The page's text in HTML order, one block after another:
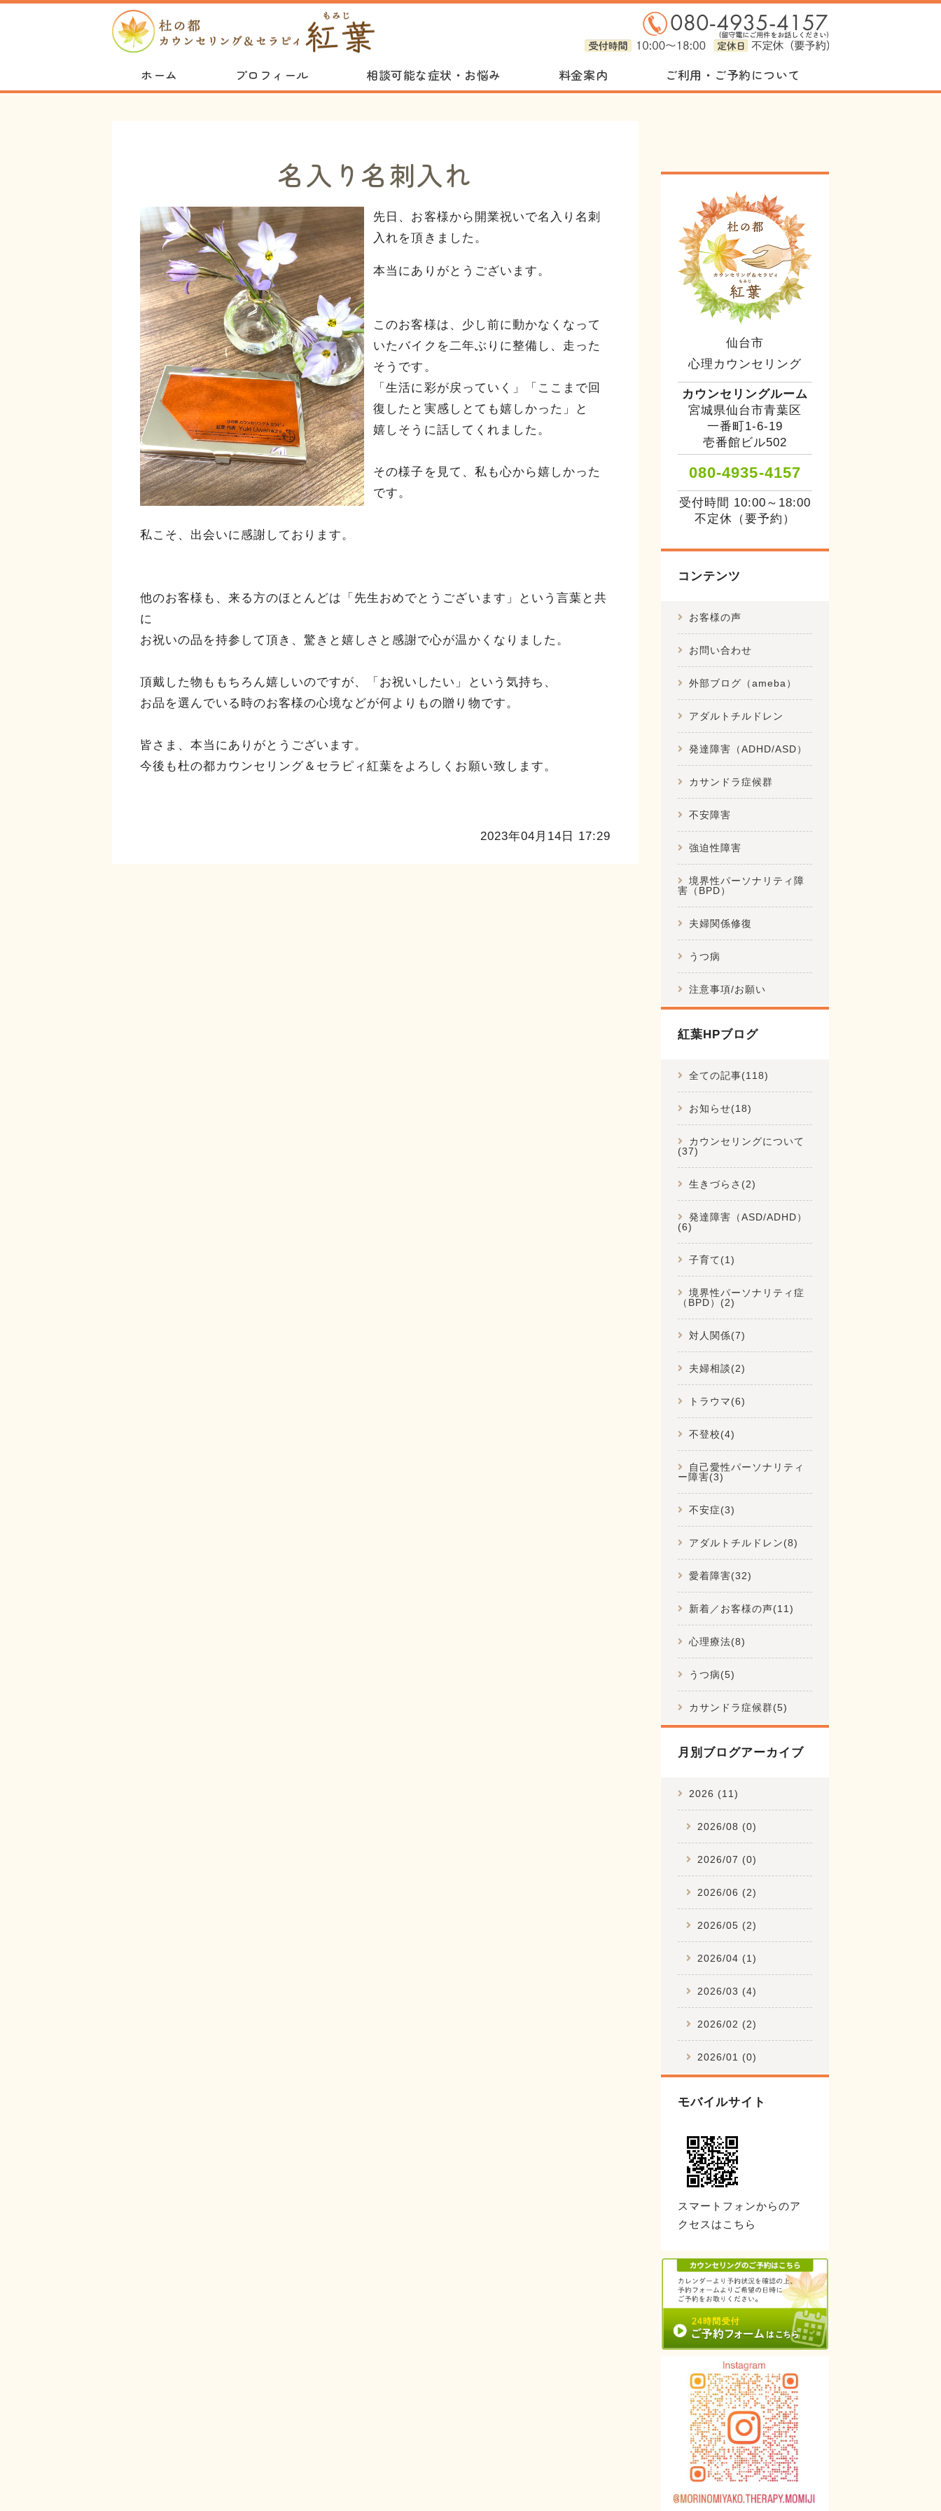
杜の都カウンセリング&セラピィ 紅葉（もみじ）｜仙台の
ホーム プロフィール 相談可能な症状・お悩み 料金案内 ご利用・ご予約について
名入り名刺入れ
先日、お客様から開業祝いで名入り名刺
入れを頂きました。
本当にありがとうございます。
このお客様は、少し前に動かなくなって
いたバイクを二年ぶりに整備し、走った
そうです。
「生活に彩が戻っていく」「ここまで回
復したと実感しとても嬉しかった」と
嬉しそうに話してくれました。
その様子を見て、私も心から嬉しかった
です。
私こそ、出会いに感謝しております。
他のお客様も、来る方のほとんどは「先生おめでとうございます」という言葉と共
に
お祝いの品を持参して頂き、驚きと嬉しさと感謝で心が温かくなりました。
頂戴した物ももちろん嬉しいのですが、「お祝いしたい」という気持ち、
お品を選んでいる時のお客様の心境などが何よりもの贈り物です。
皆さま、本当にありがとうございます。
今後も杜の都カウンセリング＆セラピィ紅葉をよろしくお願い致します。
2023年04月14日 17:29
仙台市
心理カウンセリング
カウンセリングルーム
宮城県仙台市青葉区
一番町1-6-19
壱番館ビル502
080-4935-4157
受付時間 10:00～18:00
不定休（要予約）
コンテンツ
お客様の声
お問い合わせ
外部ブログ（ameba）
アダルトチルドレン
発達障害（ADHD/ASD）
カサンドラ症候群
不安障害
強迫性障害
境界性パーソナリティ障
害（BPD）
夫婦関係修復
うつ病
注意事項/お願い
紅葉HPブログ
全ての記事(118)
お知らせ(18)
カウンセリングについて
(37)
生きづらさ(2)
発達障害（ASD/ADHD）
(6)
子育て(1)
境界性パーソナリティ症
（BPD）(2)
対人関係(7)
夫婦相談(2)
トラウマ(6)
不登校(4)
自己愛性パーソナリティ
ー障害(3)
不安症(3)
アダルトチルドレン(8)
愛着障害(32)
新着／お客様の声(11)
心理療法(8)
うつ病(5)
カサンドラ症候群(5)
月別ブログアーカイブ
2026 (11)
2026/08 (0)
2026/07 (0)
2026/06 (2)
2026/05 (2)
2026/04 (1)
2026/03 (4)
2026/02 (2)
2026/01 (0)
モバイルサイト
スマートフォンからのア
クセスはこちら